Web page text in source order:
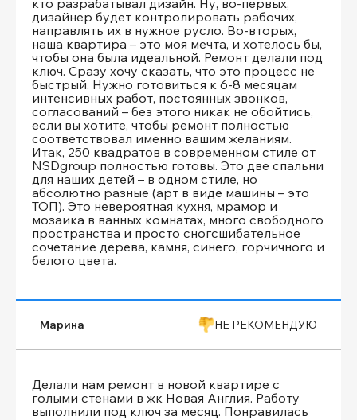
кто разрабатывал дизайн. Ну, во-первых,
дизайнер будет контролировать рабочих,
направлять их в нужное русло. Во-вторых,
наша квартира – это моя мечта, и хотелось бы,
чтобы она была идеальной. Ремонт делали под
ключ. Сразу хочу сказать, что это процесс не
быстрый. Нужно готовиться к 6-8 месяцам
интенсивных работ, постоянных звонков,
согласований – без этого никак не обойтись,
если вы хотите, чтобы ремонт полностью
соответствовал именно вашим желаниям.
Итак, 250 квадратов в современном стиле от
NSDgroup полностью готовы. Это две спальни
для наших детей – в одном стиле, но
абсолютно разные (арт в виде машины – это
ТОП). Это невероятная кухня, мрамор и
мозаика в ванных комнатах, много свободного
пространства и просто сногсшибательное
сочетание дерева, камня, синего, горчичного и
белого цвета.
Марина НЕ РЕКОМЕНДУЮ
Делали нам ремонт в новой квартире с
голыми стенами в жк Новая Англия. Работу
выполнили под ключ за месяц. Понравилась